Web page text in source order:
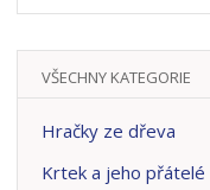
VŠECHNY KATEGORIE
Hračky ze dřeva
Krtek a jeho přátelé